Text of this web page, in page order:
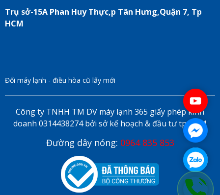
Trụ sở-15A Phan Huy Thực,p Tân Hưng,Quận 7, Tp
HCM
Đổi máy lạnh - điều hòa cũ lấy mới
Công ty TNHH TM DV máy lạnh 365 giấy phép kinh
doanh 0314438274 bởi sở kế hoạch & đầu tư tp HCM
Đường dây nóng: 0964 835 853